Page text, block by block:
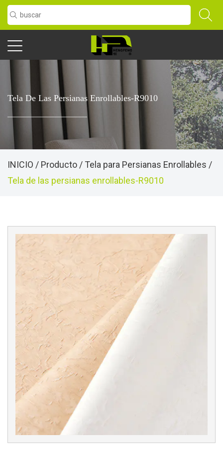
Tela De Las Persianas Enrollables-R9010
INICIO / Producto / Tela para Persianas Enrollables /
Tela de las persianas enrollables-R9010